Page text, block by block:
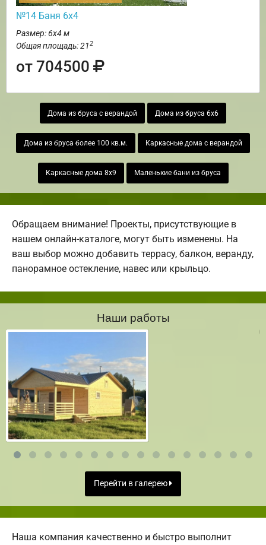
№14 Баня 6х4
Размер: 6х4 м
Общая площадь: 212
от 704500
Дома из бруса с верандой Дома из бруса 6х6
Дома из бруса более 100 кв.м. Каркасные дома с верандой
Каркасные дома 8х9 Маленькие бани из бруса
Обращаем внимание! Проекты, присутствующие в
нашем онлайн-каталоге, могут быть изменены. На
ваш выбор можно добавить террасу, балкон, веранду,
панорамное остекление, навес или крыльцо.
Наши работы
Перейти в галерею
Наша компания качественно и быстро выполнит